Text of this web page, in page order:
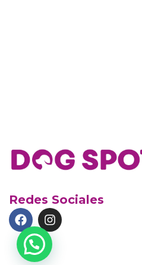
Redes Sociales